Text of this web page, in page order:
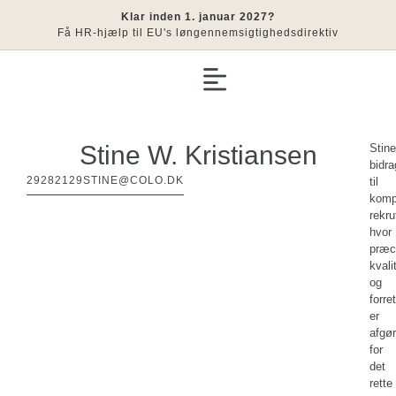
Klar inden 1. januar 2027?
Få HR-hjælp til EU's løngennemsigtighedsdirektiv
Stine W. Kristiansen
29282129STINE@COLO.DK
Stine
til
hvor
og
er
for
det
rette